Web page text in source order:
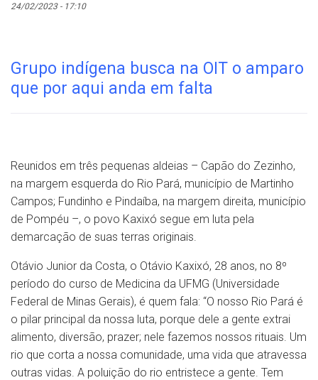
24/02/2023 - 17:10
Grupo indígena busca na OIT o amparo
que por aqui anda em falta
Reunidos em três pequenas aldeias – Capão do Zezinho,
na margem esquerda do Rio Pará, município de Martinho
Campos; Fundinho e Pindaíba, na margem direita, município
de Pompéu –, o povo Kaxixó segue em luta pela
demarcação de suas terras originais.
Otávio Junior da Costa, o Otávio Kaxixó, 28 anos, no 8º
período do curso de Medicina da UFMG (Universidade
Federal de Minas Gerais), é quem fala: “O nosso Rio Pará é
o pilar principal da nossa luta, porque dele a gente extrai
alimento, diversão, prazer; nele fazemos nossos rituais. Um
rio que corta a nossa comunidade, uma vida que atravessa
outras vidas. A poluição do rio entristece a gente. Tem